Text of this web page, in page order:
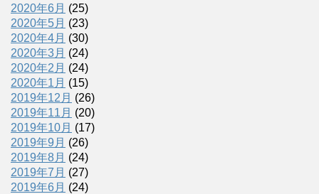
2020年6月 (25)
2020年5月 (23)
2020年4月 (30)
2020年3月 (24)
2020年2月 (24)
2020年1月 (15)
2019年12月 (26)
2019年11月 (20)
2019年10月 (17)
2019年9月 (26)
2019年8月 (24)
2019年7月 (27)
2019年6月 (24)